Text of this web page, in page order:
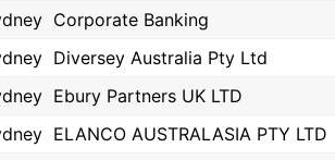
Corporate Banking
Diversey Australia Pty Ltd
Ebury Partners UK LTD
ELANCO AUSTRALASIA PTY LTD